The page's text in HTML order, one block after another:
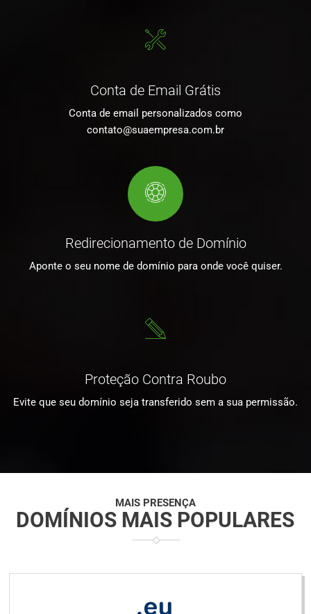
Conta de Email Grátis
Conta de email personalizados como
contato@suaempresa.com.br
Redirecionamento de Domínio
Aponte o seu nome de domínio para onde você quiser.
Proteção Contra Roubo
Evite que seu domínio seja transferido sem a sua permissão.
MAIS PRESENÇA
DOMÍNIOS MAIS POPULARES